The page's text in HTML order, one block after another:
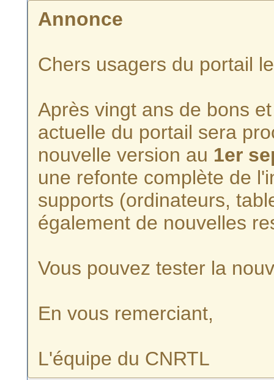
Annonce
Chers usagers du portail
Après vingt ans de bons
actuelle du portail sera
nouvelle version au 1er
une refonte complète de
supports (ordinateurs,
également de nouvelles
Vous pouvez tester la
En vous remerciant,
L'équipe du CNRTL